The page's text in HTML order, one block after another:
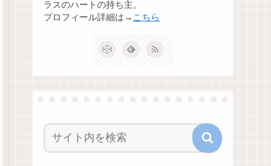
ラスのハートの持ち主。
プロフィール詳細は→ こちら